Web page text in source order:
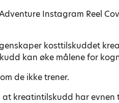
kosttilskuddet
kan øke målene for
de ikke trener.
kreatintilskudd har